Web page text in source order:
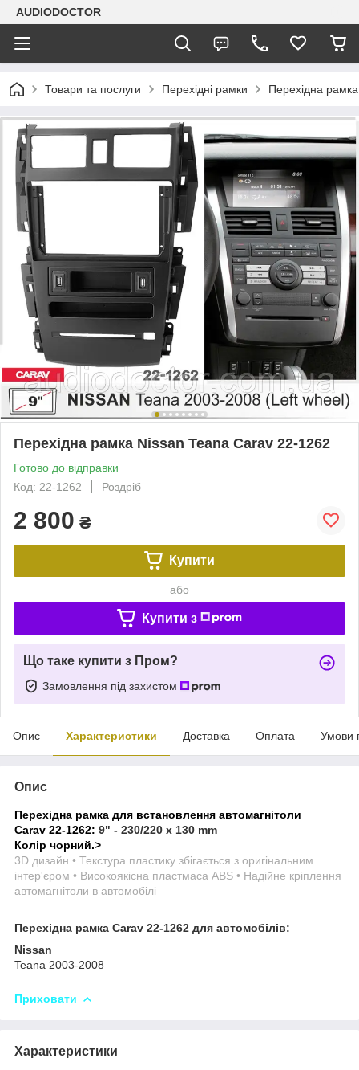
AUDIODOCTOR
Товари та послуги Перехідні рамки Перехідна
Перехідна рамка Nissan Teana Carav 22-1262
Готово до відправки
Код: 22-1262
Роздріб
2 800 ₴
Купити
або
Купити з
Що таке купити з Пром?
Замовлення під захистом
Опис Характеристики Доставка Оплата Умови
Опис
Перехідна рамка для встановлення автомагнітоли
Carav 22-1262: 9" - 230/220 x 130 mm
Колір чорний.>
3D дизайн • Текстура пластику збігається з оригінальним
інтер'єром • Високоякісна пластмаса ABS • Надійне кріплення
автомагнітоли в автомобілі
Перехідна рамка Carav 22-1262 для автомобілів:
Nissan
Teana 2003-2008
Приховати
Характеристики